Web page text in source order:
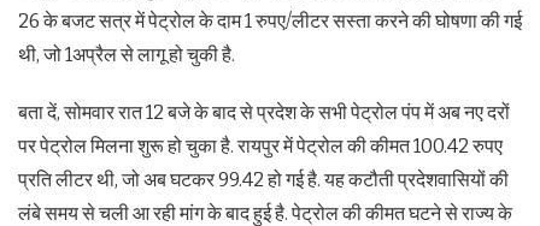
26 के बजट सत्र में पेट्रोल के दाम 1 रुपए/लीटर सस्ता करने की घोषणा की गई
थी, जो 1अप्रैल से लागू हो चुकी है.
बता दें, सोमवार रात 12 बजे के बाद से प्रदेश के सभी पेट्रोल पंप में अब नए दरों
पर पेट्रोल मिलना शुरू हो चुका है. रायपुर में पेट्रोल की कीमत 100.42 रुपए
प्रति लीटर थी, जो अब घटकर 99.42 हो गई है. यह कटौती प्रदेशवासियों की
लंबे समय से चली आ रही मांग के बाद हुई है. पेट्रोल की कीमत घटने से राज्य के